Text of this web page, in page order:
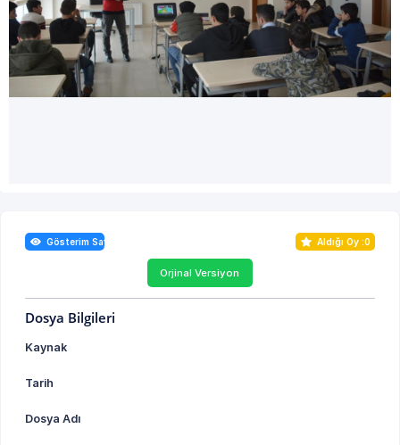
Gösterim Sayısı : 0 Aldığı Oy :0
Orjinal Versiyon
Dosya Bilgileri
Kaynak
Tarih
Dosya Adı